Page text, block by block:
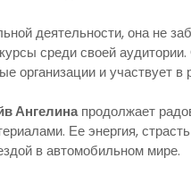
деятельности, она не
среди своей
организации и участвует
Ангелинапродолжает
Ее энергия,
в автомобильном мире.